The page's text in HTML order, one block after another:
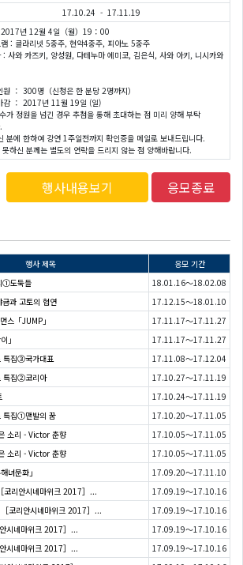
17.10.24 - 17.11.19
2017년 12월 4일（월）19：00
램 : 클라리넷 5중주, 현악4중주, 피아노 5중주
: 사와 카즈키, 양성원, 다테누마 에미코, 김은식, 사와 아키, 니시카와
： 300명（신청은 한 분당 2명까지）
： 2017년 11월 19일 (일)
가 정원을 넘긴 경우 추첨을 통해 초대하는 점 미리 양해 부탁
분에 한하여 강연 1주일전까지 확인증을 메일로 보내드립니다.
못하신 분께는 별도의 연락을 드리지 않는 점 양해바랍니다.
행사내용보기 응모종료
행사 제목
응모 기간
①도둑들
18.01.16～18.02.08
과 고토의 협연
17.12.15～18.01.10
스「JUMP」
17.11.17～17.11.27
」
17.11.17～17.11.27
특집③국가대표
17.11.08～17.12.04
특집②코리아
17.10.27～17.11.19
17.10.24～17.11.19
특집①맨발의 꿈
17.10.20～17.11.05
소리 - Victor 춘향
17.10.05～17.11.05
소리 - Victor 춘향
17.10.05～17.11.05
녀문화」
17.09.20～17.11.10
리안시네마위크 2017］...
17.09.19～17.10.16
코리안시네마위크 2017］...
17.09.19～17.10.16
시네마위크 2017］...
17.09.19～17.10.16
시네마위크 2017］...
17.09.19～17.10.16